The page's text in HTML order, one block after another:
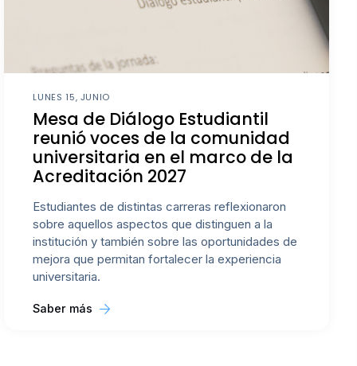
LUNES 15, JUNIO
Mesa de Diálogo Estudiantil
reunió voces de la comunidad
universitaria en el marco de la
Acreditación 2027
Estudiantes de distintas carreras reflexionaron
sobre aquellos aspectos que distinguen a la
institución y también sobre las oportunidades de
mejora que permitan fortalecer la experiencia
universitaria.
Saber más